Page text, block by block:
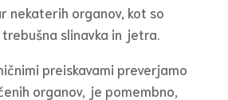
nekaterih organov, kot so
slinavka in jetra.
preiskavami preverjamo
organov, je pomembno,